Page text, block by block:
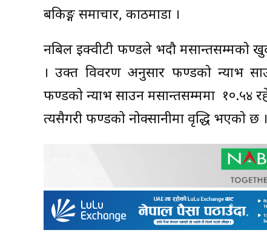
बैंकिङ्ग समाचार, काठमाडौं ।
नबिल इक्वीटी फण्डले भदौ मसान्तसम्मको
। उक्त विवरण अनुसार फण्डको न्याभ
फण्डको न्याभ साउन मसान्तसम्ममा १०.५४
त्यसैगरी फण्डको नोक्सानीमा वृद्धि भएको छ ।